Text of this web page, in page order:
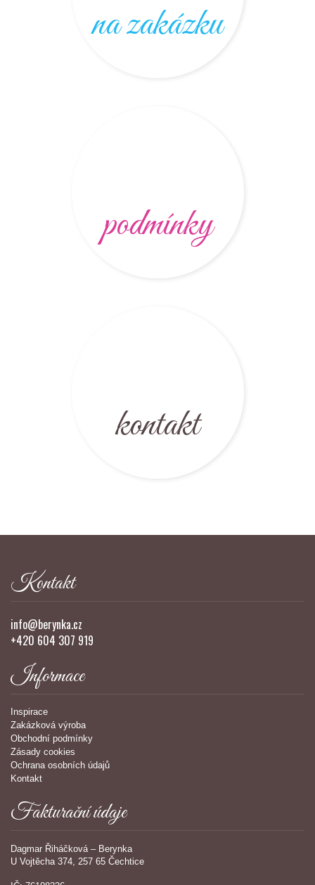
na zakázku
podmínky
kontakt
Kontakt
info@berynka.cz
+420 604 307 919
Informace
Inspirace
Zakázková výroba
Obchodní podmínky
Zásady cookies
Ochrana osobních údajů
Kontakt
Fakturační údaje
Dagmar Řiháčková – Berynka
U Vojtěcha 374, 257 65 Čechtice